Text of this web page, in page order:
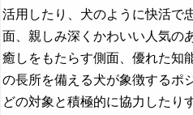
活用したり、犬のように快活で
面、親しみ深くかわいい人気の
癒しをもたらす側面、優れた知
の長所を備える犬が象徴するポ
どの対象と積極的に協力したり